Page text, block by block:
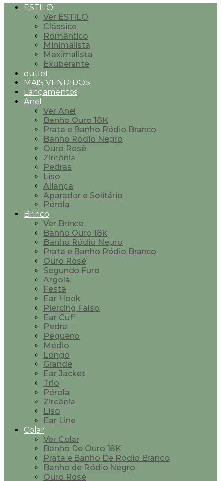
ESTILO
Ver ESTILO
Clássico
Romântico
Minimalista
Maximalista
Exuberante
outlet
MAIS VENDIDOS
Lançamentos
Anel
Ver Anel
Banho Ouro 18K
Prata e Banho Ródio Branco
Banho Ródio Negro
Ouro Rosê
Zircônia
Pedras
Liso
Aliança
Aparador e Solitário
Pérola
Brinco
Ver Brinco
Banho Ouro 18k
Banho Ródio Negro
Prata e Banho Ródio Branco
Ouro Rosê
Segundo Furo
Argola
Festa
Ear Hook
Piercing Falso
Ear Cuff
Pedra
Pequeno
Médio
Longo
Grande
Ear Jacket
Trio
Pérola
Zircônia
Liso
Ear Line
Colar
Ver Colar
Banho De Ouro 18K
Prata e Banho De Ródio Branco
Banho de Ródio Negro
Ouro Rosé